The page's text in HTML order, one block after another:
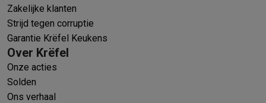
Zakelijke klanten
Strijd tegen corruptie
Garantie Krëfel Keukens
Over Krëfel
Onze acties
Solden
Ons verhaal